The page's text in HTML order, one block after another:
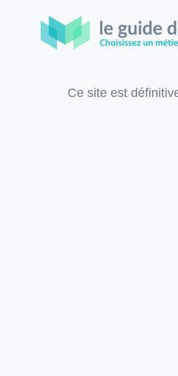
Ce site est